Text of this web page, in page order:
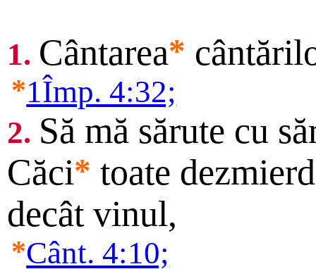
1. Cântarea*
*1Împ. 4:32;
2. Să mă sărute cu
Căci* toate
decât vinul,
*Cânt. 4:10;